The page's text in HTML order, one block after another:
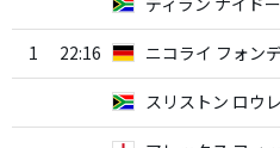
1 22:16 ニコライ フォン
スリストン ロウ